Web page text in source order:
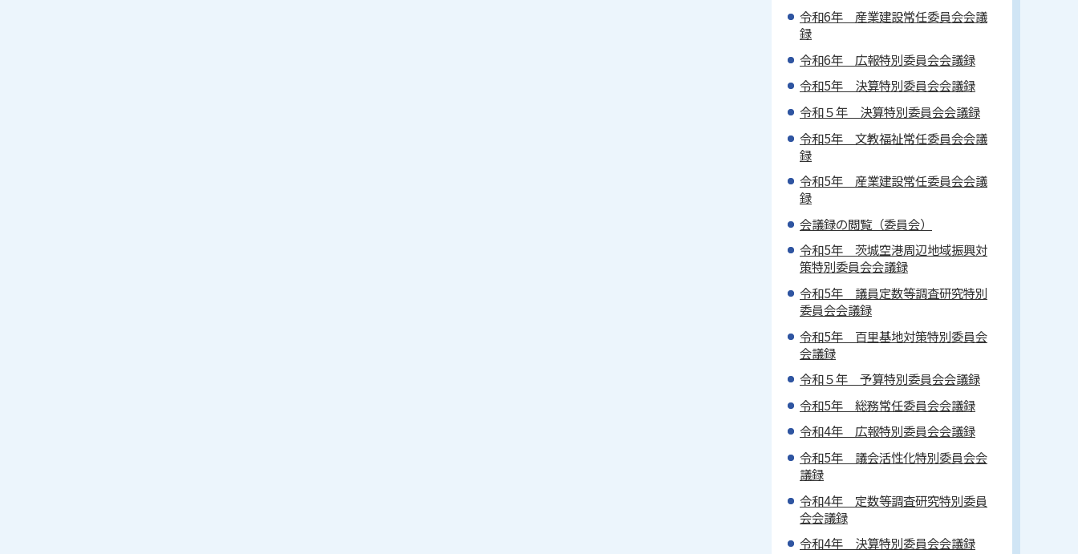
令和6年 産業建設常任委員会会議
録
令和6年 広報特別委員会会議録
令和5年 決算特別委員会会議録
令和５年 決算特別委員会会議録
令和5年 文教福祉常任委員会会議
録
令和5年 産業建設常任委員会会議
録
会議録の閲覧（委員会）
令和5年 茨城空港周辺地域振興対
策特別委員会会議録
令和5年 議員定数等調査研究特別
委員会会議録
令和5年 百里基地対策特別委員会
会議録
令和５年 予算特別委員会会議録
令和5年 総務常任委員会会議録
令和4年 広報特別委員会会議録
令和5年 議会活性化特別委員会会
議録
令和4年 定数等調査研究特別委員
会会議録
令和4年 決算特別委員会会議録